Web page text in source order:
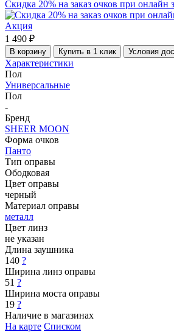
Скидка 20% на заказ очков при онлайн
Акция
1 490 ₽
В корзину Купить в 1 клик Условия
Характеристики
Пол
Универсальные
Пол
-
Бренд
SHEER MOON
Форма очков
Панто
Тип оправы
Ободковая
Цвет оправы
черный
Материал оправы
металл
Цвет линз
не указан
Длина заушника
140 ?
Ширина линз оправы
51 ?
Ширина моста оправы
19 ?
Наличие в магазинах
На карте Списком